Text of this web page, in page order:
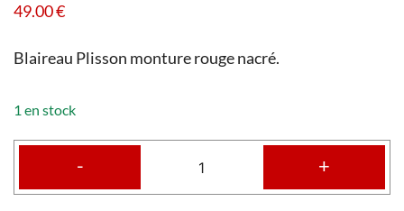
49.00€
Blaireau Plisson monture rouge nacré.
1 en stock
- +